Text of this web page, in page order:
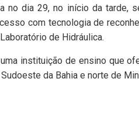
no dia 29, no início da tarde,
com tecnologia de
de Hidráulica.
instituição de ensino que
da Bahia e norte de